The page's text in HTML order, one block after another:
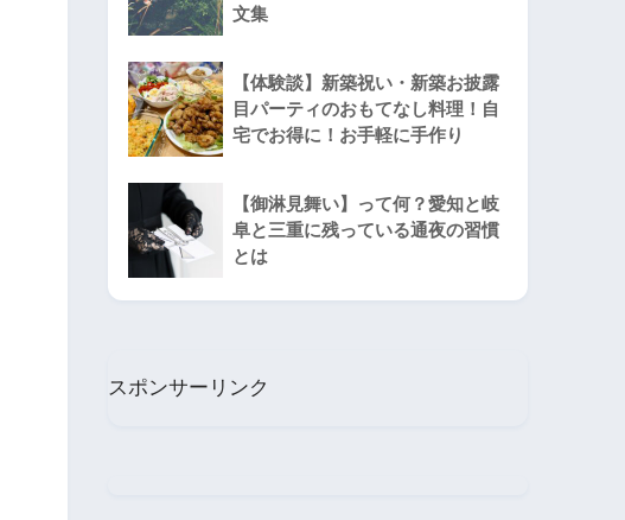
文集
【体験談】新築祝い・新築お披露
目パーティのおもてなし料理！自
宅でお得に！お手軽に手作り
【御淋見舞い】って何？愛知と岐
阜と三重に残っている通夜の習慣
とは
スポンサーリンク